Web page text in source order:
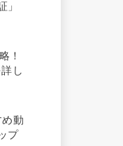
」
！
し
め動
プ